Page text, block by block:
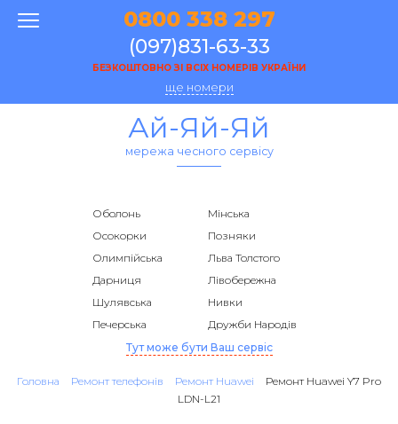
0800 338 297
(097)831-63-33
БЕЗКОШТОВНО ЗІ ВСІХ НОМЕРІВ УКРАЇНИ
ще номери
Ай-Яй-Яй
мережа чесного сервісу
Оболонь
Мінська
Осокорки
Позняки
Олимпійська
Льва Толстого
Дарниця
Лівобережна
Шулявська
Нивки
Печерська
Дружби Народів
Тут може бути Ваш сервіс
Головна Ремонт телефонів Ремонт Huawei
Ремонт Huawei Y7 Pro
LDN-L21